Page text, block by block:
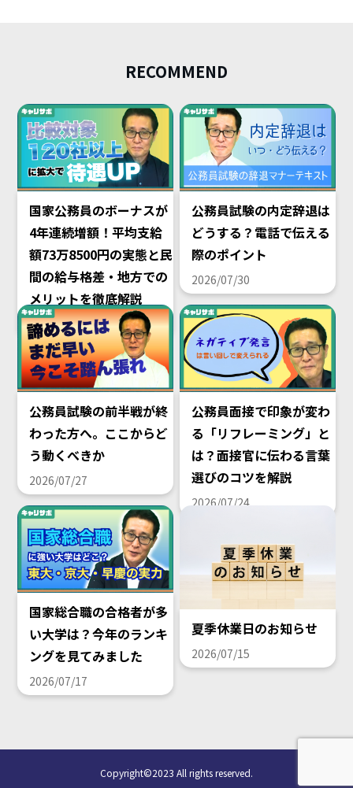
RECOMMEND
国家公務員のボーナスが
4年連続増額！平均支給
額73万8500円の実態と民
間の給与格差・地方での
メリットを徹底解説
2026/08/02
公務員試験の内定辞退は
どうする？電話で伝える
際のポイント
2026/07/30
公務員試験の前半戦が終
わった方へ。ここからど
う動くべきか
2026/07/27
公務員面接で印象が変わ
る「リフレーミング」と
は？面接官に伝わる言葉
選びのコツを解説
2026/07/24
国家総合職の合格者が多
い大学は？今年のランキ
ングを見てみました
2026/07/17
夏季休業日のお知らせ
2026/07/15
Copyright©2023 All rights reserved.